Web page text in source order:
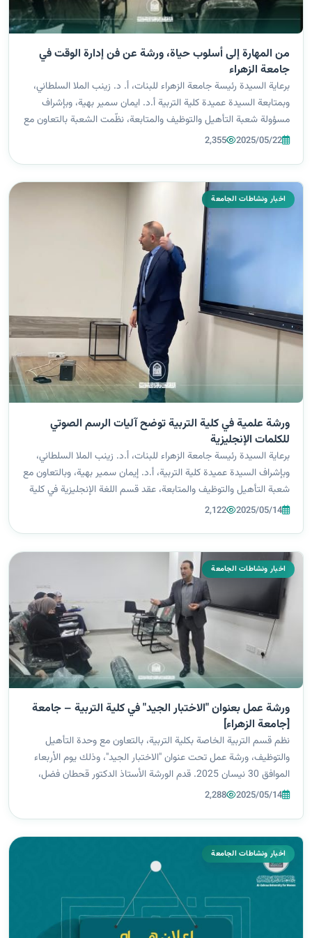
من المهارة إلى أسلوب حياة، ورشة عن فن إدارة الوقت في
جامعة الزهراء
برعاية السيدة رئيسة جامعة الزهراء للبنات، أ. د. زينب الملا السلطاني،
وبمتابعة السيدة عميدة كلية التربية أ.د. ايمان سمير بهية، وبإشراف
مسؤولة شعبة التأهيل والتوظيف والمتابعة، نظّمت الشعبة بالتعاون مع
كلية التربية ومركز التعليم المستمر، ورشة علمية بعنوان “إدارة...
2025/05/22
2,355
اخبار ونشاطات الجامعة
ورشة علمية في كلية التربية توضح آليات الرسم الصوتي
للكلمات الإنجليزية
برعاية السيدة رئيسة جامعة الزهراء للبنات، أ.د. زينب الملا السلطاني،
وبإشراف السيدة عميدة كلية التربية، أ.د. إيمان سمير بهية، وبالتعاون مع
شعبة التأهيل والتوظيف والمتابعة، عقد قسم اللغة الإنجليزية في كلية
التربية ورشة عمل علمية بعنوان (Demystifying Phonetic Tra...
2025/05/14
2,122
اخبار ونشاطات الجامعة
ورشة عمل بعنوان "الاختبار الجيد" في كلية التربية – جامعة
[جامعة الزهراء]
نظم قسم التربية الخاصة بكلية التربية، بالتعاون مع وحدة التأهيل
والتوظيف، ورشة عمل تحت عنوان "الاختبار الجيد"، وذلك يوم الأربعاء
الموافق 30 نيسان 2025. قدم الورشة الأستاذ الدكتور قحطان فضل،
المتخصص في مجال التربية الخاصة، بحضور نخبة من الأكاديميين
2025/05/14
2,288
اخبار ونشاطات الجامعة